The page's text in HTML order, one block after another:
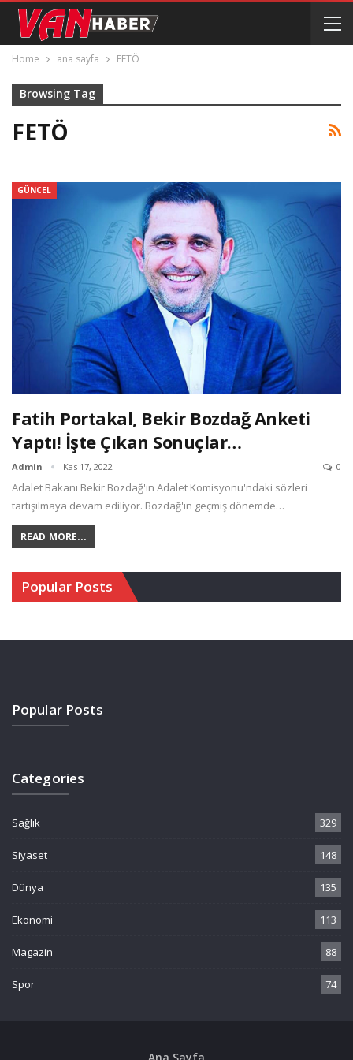
Home ana sayfa FETÖ
Browsing Tag
FETÖ
GÜNCEL
Fatih Portakal, Bekir Bozdağ Anketi
Yaptı! İşte Çıkan Sonuçlar…
Admin Kas 17, 2022 0
Adalet Bakanı Bekir Bozdağ'ın Adalet Komisyonu'ndaki sözleri
tartışılmaya devam ediliyor. Bozdağ'ın geçmiş dönemde…
READ MORE...
Popular Posts
Popular Posts
Categories
Sağlık 329
Siyaset 148
Dünya 135
Ekonomi 113
Magazin 88
Spor 74
Ana Sayfa